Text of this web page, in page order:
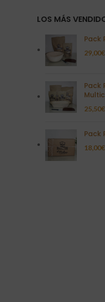
LOS MÁS
Pack
29,00€
Pack
25,50€
Pack
18,00€